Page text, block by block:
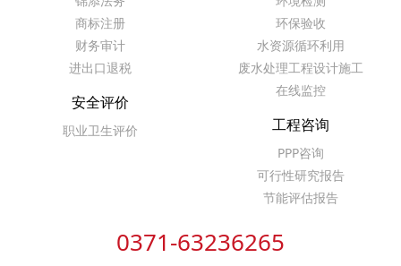
商标注册
财务审计
进出口退税
环保验收
水资源循环利用
废水处理工程设计施工
在线监控
安全评价
职业卫生评价 工程咨询
PPP咨询
可行性研究报告
节能评估报告
0371-63236265